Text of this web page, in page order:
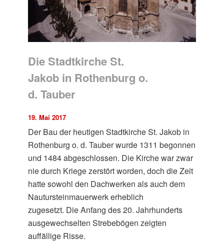
Die Stadtkirche St.
Jakob in Rothenburg o.
d. Tauber
19. Mai 2017
Der Bau der heutigen Stadtkirche St. Jakob in
Rothenburg o. d. Tauber wurde 1311 begonnen
und 1484 abgeschlossen. Die Kirche war zwar
nie durch Kriege zerstört worden, doch die Zeit
hatte sowohl den Dachwerken als auch dem
Nautursteinmauerwerk erheblich
zugesetzt. Die Anfang des 20. Jahrhunderts
ausgewechselten Strebebögen zeigten
auffällige Risse.